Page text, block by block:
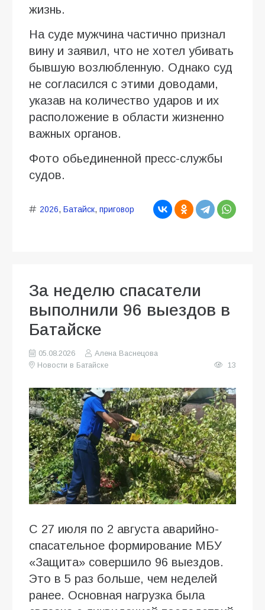
жизнь.
На суде мужчина частично признал
вину и заявил, что не хотел убивать
бывшую возлюбленную. Однако суд
не согласился с этими доводами,
указав на количество ударов и их
расположение в области жизненно
важных органов.
Фото обьединенной пресс-службы
судов.
2026, Батайск, приговор
За неделю спасатели
выполнили 96 выездов в
Батайске
05.08.2026
Алена Васнецова
Новости в Батайске
13
С 27 июля по 2 августа аварийно-
спасательное формирование МБУ
«Защита» совершило 96 выездов.
Это в 5 раз больше, чем неделей
ранее. Основная нагрузка была